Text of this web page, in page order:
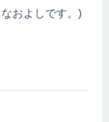
およしです。)